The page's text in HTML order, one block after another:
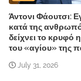
Άντονι Φάουτσι:
κατά της
δείχνει το κρυφό
του «αγίου» της
July 31, 2026